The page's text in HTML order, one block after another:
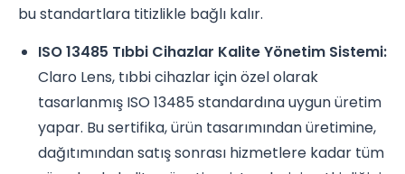
bu standartlara titizlikle bağlı kalır.
ISO 13485 Tıbbi Cihazlar Kalite Yönetim Sistemi:
Claro Lens, tıbbi cihazlar için özel olarak
tasarlanmış ISO 13485 standardına uygun üretim
yapar. Bu sertifika, ürün tasarımından üretimine,
dağıtımından satış sonrası hizmetlere kadar tüm